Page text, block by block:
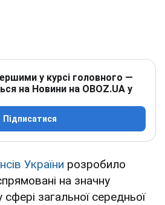
у курсі головного —
на Новини на OBOZ.UA у
Підписатися
України розробило
на значну
загальної середньої